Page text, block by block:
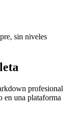
sin niveles
profesional
en una plataforma